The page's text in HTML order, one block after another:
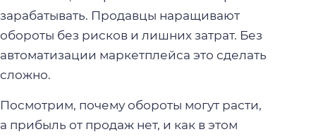
зарабатывать. Продавцы наращивают
обороты без рисков и лишних затрат. Без
автоматизации маркетплейса это сделать
сложно.
Посмотрим, почему обороты могут расти,
а прибыль от продаж нет, и как в этом